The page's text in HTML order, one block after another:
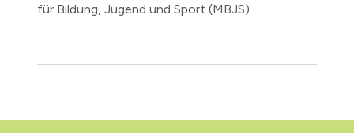
für Bildung, Jugend und Sport (MBJS).